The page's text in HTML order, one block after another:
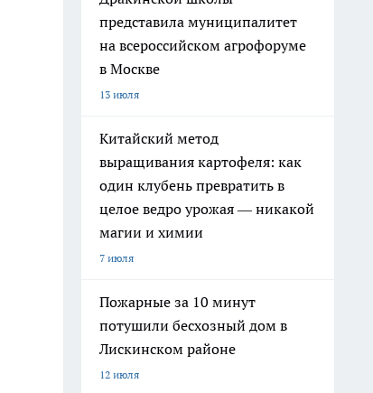
представила муниципалитет
на всероссийском агрофоруме
в Москве
13 июля
Китайский метод
выращивания картофеля: как
один клубень превратить в
целое ведро урожая — никакой
магии и химии
7 июля
Пожарные за 10 минут
потушили бесхозный дом в
Лискинском районе
12 июля